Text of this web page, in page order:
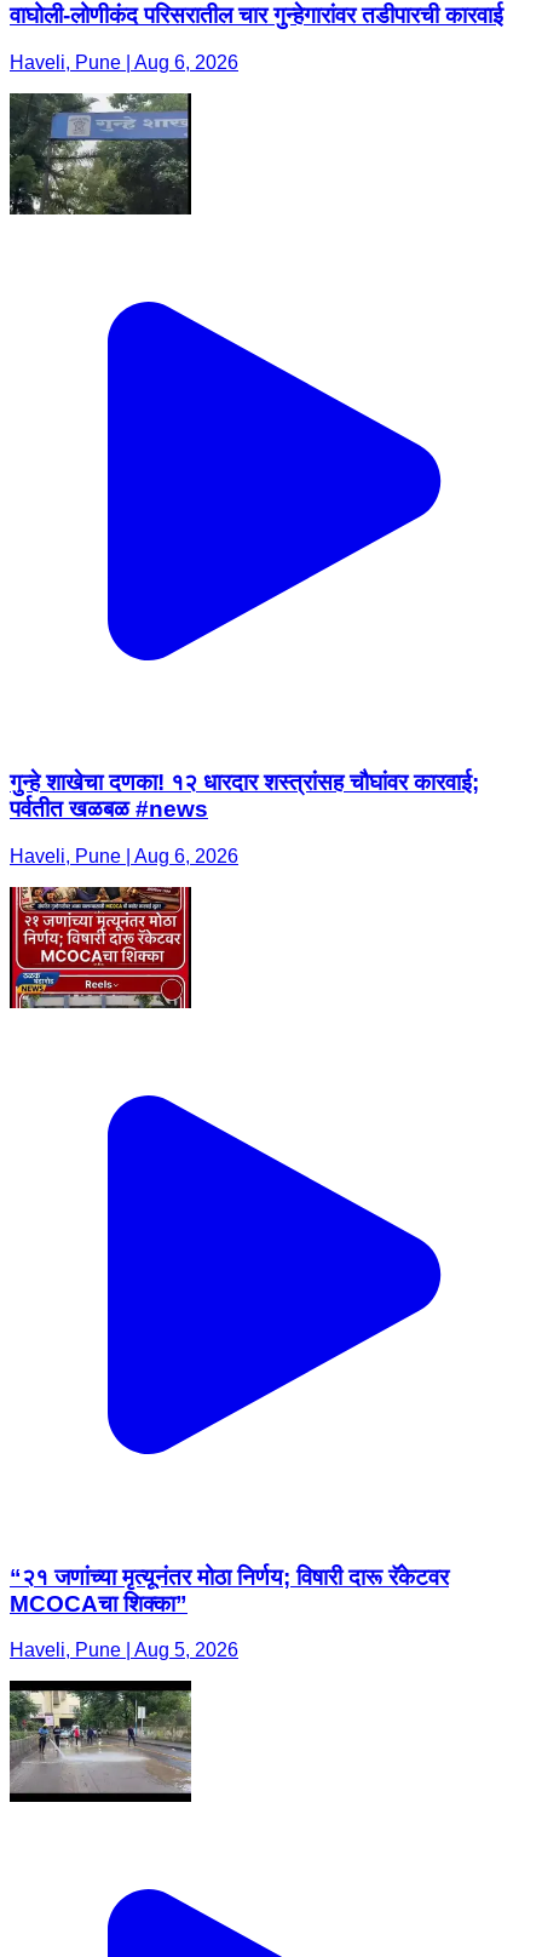
वाघोली-लोणीकंद परिसरातील चार गुन्हेगारांवर तडीपारची कारवाई
Haveli, Pune | Aug 6, 2026
गुन्हे शाखेचा दणका! १२ धारदार शस्त्रांसह चौघांवर कारवाई;
पर्वतीत खळबळ #news
Haveli, Pune | Aug 6, 2026
“२१ जणांच्या मृत्यूनंतर मोठा निर्णय; विषारी दारू रॅकेटवर
MCOCAचा शिक्का”
Haveli, Pune | Aug 5, 2026